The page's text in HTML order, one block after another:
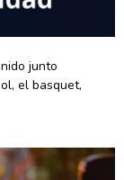
junto
el basquet,